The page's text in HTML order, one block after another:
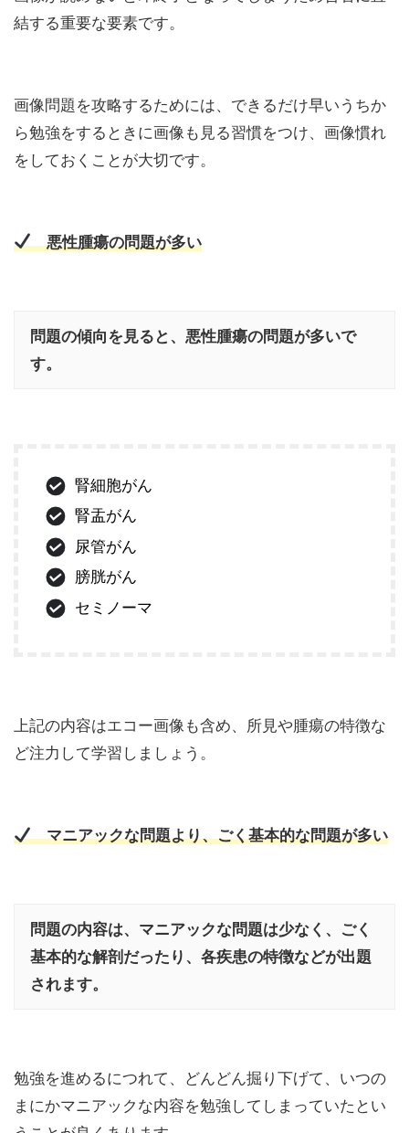
結する重要な要素です。
画像問題を攻略するためには、できるだけ早いうちか
ら勉強をするときに画像も見る習慣をつけ、画像慣れ
をしておくことが大切です。
悪性腫瘍の問題が多い
問題の傾向を見ると、悪性腫瘍の問題が多いで
す。
腎細胞がん
腎盂がん
尿管がん
膀胱がん
セミノーマ
上記の内容はエコー画像も含め、所見や腫瘍の特徴な
ど注力して学習しましょう。
マニアックな問題より、ごく基本的な問題が多い
問題の内容は、マニアックな問題は少なく、ごく
基本的な解剖だったり、各疾患の特徴などが出題
されます。
勉強を進めるにつれて、どんどん掘り下げて、いつの
まにかマニアックな内容を勉強してしまっていたとい